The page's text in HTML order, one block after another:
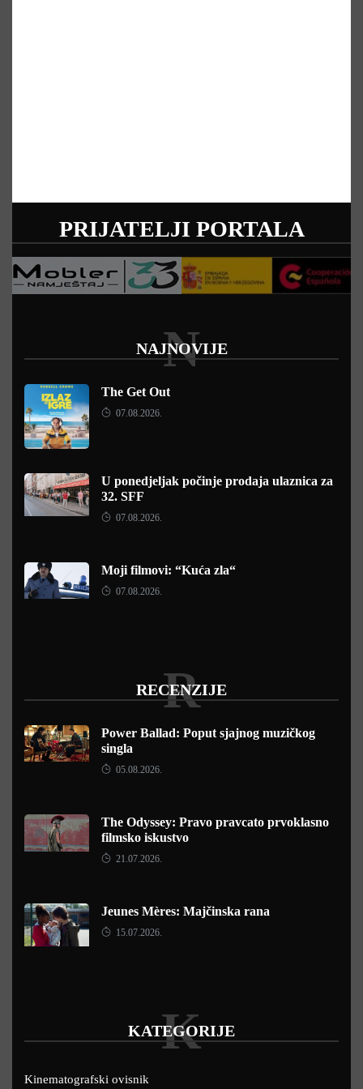
PRIJATELJI PORTALA
NAJNOVIJE
N
The Get Out
07.08.2026.
U ponedjeljak počinje prodaja ulaznica za
32. SFF
07.08.2026.
Moji filmovi: “Kuća zla“
07.08.2026.
RECENZIJE
R
Power Ballad: Poput sjajnog muzičkog
singla
05.08.2026.
The Odyssey: Pravo pravcato prvoklasno
filmsko iskustvo
21.07.2026.
Jeunes Mères: Majčinska rana
15.07.2026.
KATEGORIJE
K
Kinematografski ovisnik